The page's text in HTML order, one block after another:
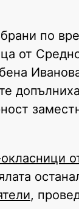
по
от
,